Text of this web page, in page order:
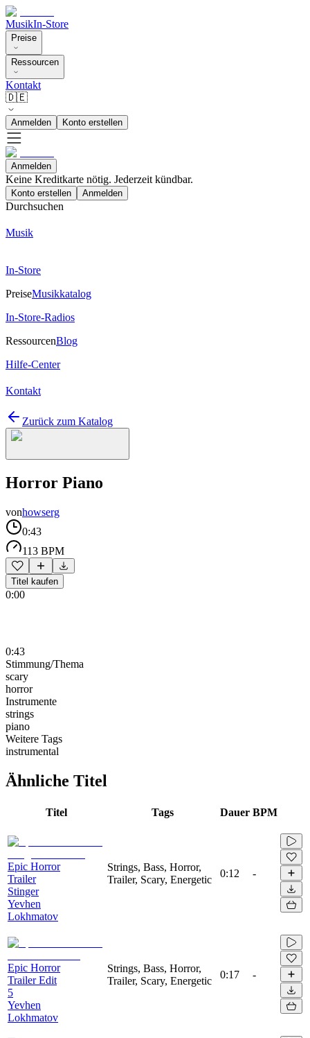
MusikIn-Store
Preise
Ressourcen
Kontakt
🇩🇪
Anmelden Konto erstellen
Anmelden
Keine Kreditkarte nötig. Jederzeit kündbar.
Konto erstellen Anmelden
Durchsuchen
Musik
In-Store
PreiseMusikkatalog
In-Store-Radios
RessourcenBlog
Hilfe-Center
Kontakt
Zurück zum Katalog
Horror Piano
vonhowserg
0:43
113 BPM
Titel kaufen
0:00
0:43
Stimmung/Thema
scary
horror
Instrumente
strings
piano
Weitere Tags
instrumental
Ähnliche Titel
Titel Tags Dauer BPM
Epic Horror
Trailer
Stinger
Yevhen
Lokhmatov
Strings, Bass, Horror,
Trailer, Scary, Energetic
0:12 -
Epic Horror
Trailer Edit
5
Yevhen
Lokhmatov
Strings, Bass, Horror,
Trailer, Scary, Energetic
0:17 -